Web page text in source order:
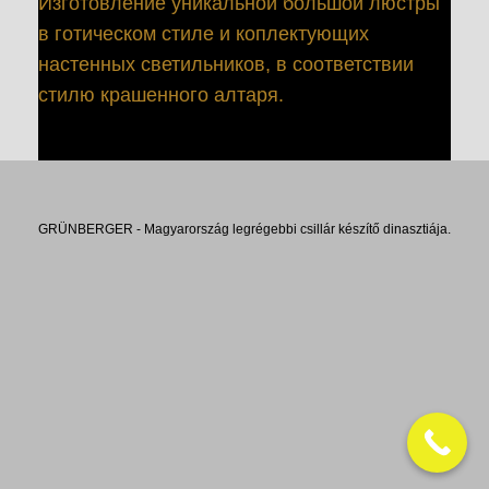
в готическом стиле и коплектующих
настенных светильников, в соответствии
стилю крашенного алтаря.
GRÜNBERGER - Magyarország legrégebbi csillár készítő dinasztiája.